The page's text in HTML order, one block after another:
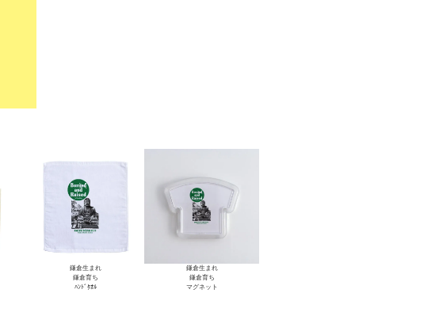
鎌倉生まれ
鎌倉育ち
ﾊﾝﾄﾞﾀｵﾙ
鎌倉生まれ
鎌倉育ち
マグネット